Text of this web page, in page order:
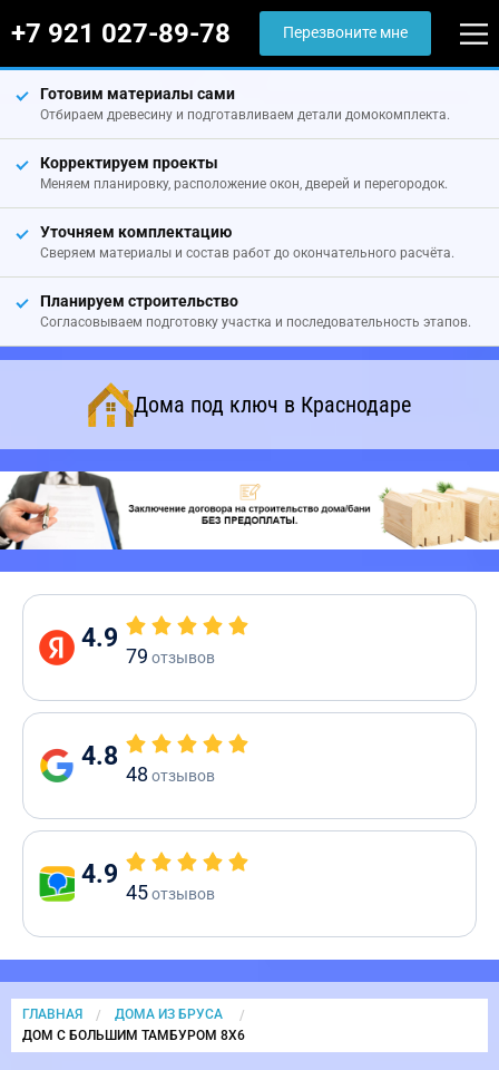
+7 921 027-89-78 Перезвоните мне
Готовим материалы сами
Отбираем древесину и подготавливаем детали домокомплекта.
Корректируем проекты
Меняем планировку, расположение окон, дверей и перегородок.
Уточняем комплектацию
Сверяем материалы и состав работ до окончательного расчёта.
Планируем строительство
Согласовываем подготовку участка и последовательность этапов.
Дома под ключ в Краснодаре
4.9
79 отзывов
4.8
48 отзывов
4.9
45отзывов
ГЛАВНАЯ
ДОМА ИЗ БРУСА
CURRENT:
ДОМ С БОЛЬШИМ ТАМБУРОМ 8Х6